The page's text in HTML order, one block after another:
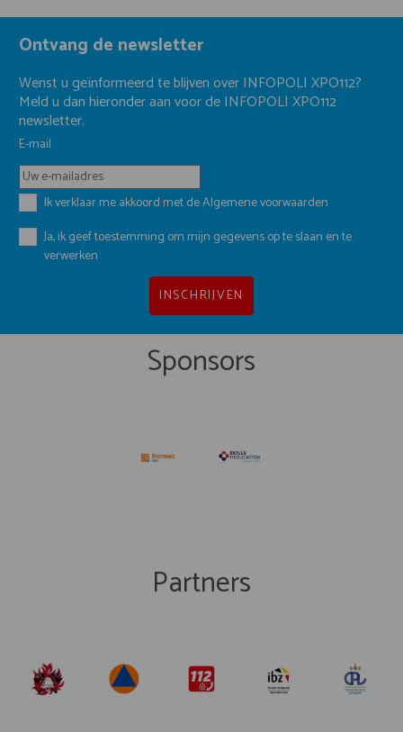
Ontvang de newsletter
Wenst u geïnformeerd te blijven over INFOPOL| XPO112?
Meld u dan hieronder aan voor de INFOPOL| XPO112
newsletter.
E-mail
Ik verklaar me akkoord met deAlgemene voorwaarden
Ja, ik geef toestemming om mijn gegevens op te slaan en te
verwerken
INSCHRIJVEN
Sponsors
Partners